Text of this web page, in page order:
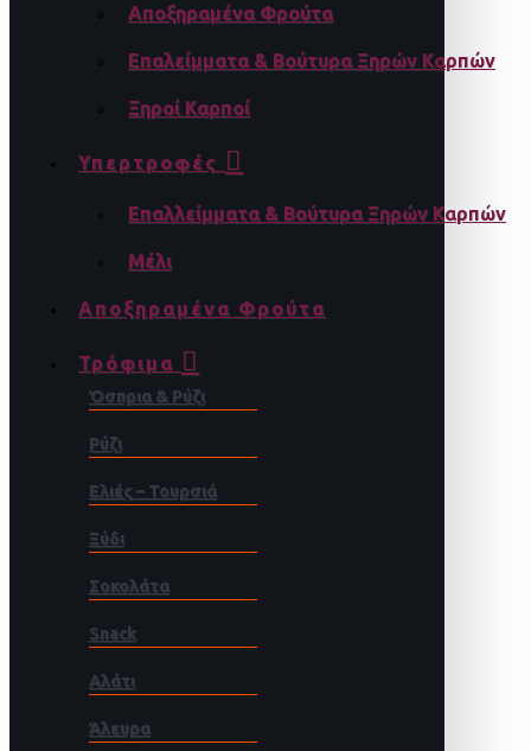
Αποξηραμένα Φρούτα
Επαλείμματα & Βούτυρα Ξηρών Καρπών
Ξηροί Καρποί
Υπερτροφές
Επαλλείμματα & Βούτυρα Ξηρών Καρπών
Μέλι
Αποξηραμένα Φρούτα
Τρόφιμα
Όσπρια & Ρύζι
Ρύζι
Ελιές – Τουρσιά
Ξύδι
Σοκολάτα
Snack
Αλάτι
Άλευρα